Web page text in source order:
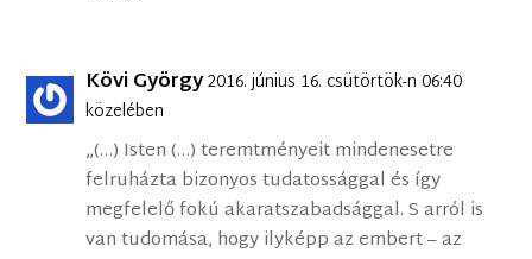
Kövi György2016. június 16. csütörtök-n 06:40
közelében
„(…) Isten (…) teremtményeit mindenesetre
felruházta bizonyos tudatossággal és így
megfelelő fokú akaratszabadsággal. S arról is
van tudomása, hogy ilyképp az embert – az